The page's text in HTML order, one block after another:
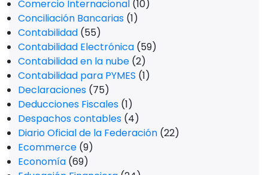
Comercio Internacional (10)
Conciliación Bancarias (1)
Contabilidad (55)
Contabilidad Electrónica (59)
Contabilidad en la nube (2)
Contabilidad para PYMES (1)
Declaraciones (75)
Deducciones Fiscales (1)
Despachos contables (4)
Diario Oficial de la Federación (22)
Ecommerce (9)
Economía (69)